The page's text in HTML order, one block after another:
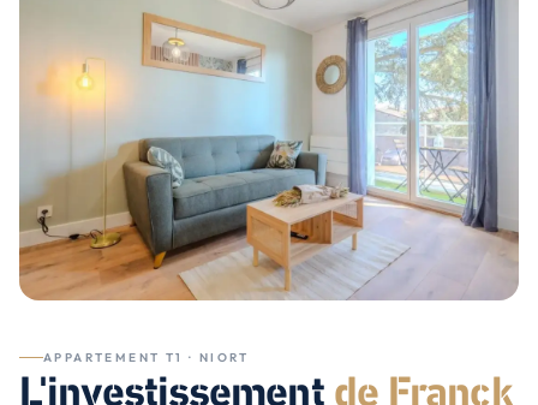
APPARTEMENT T1 · NIORT